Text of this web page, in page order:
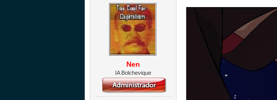
Nen
IA Bolchevique